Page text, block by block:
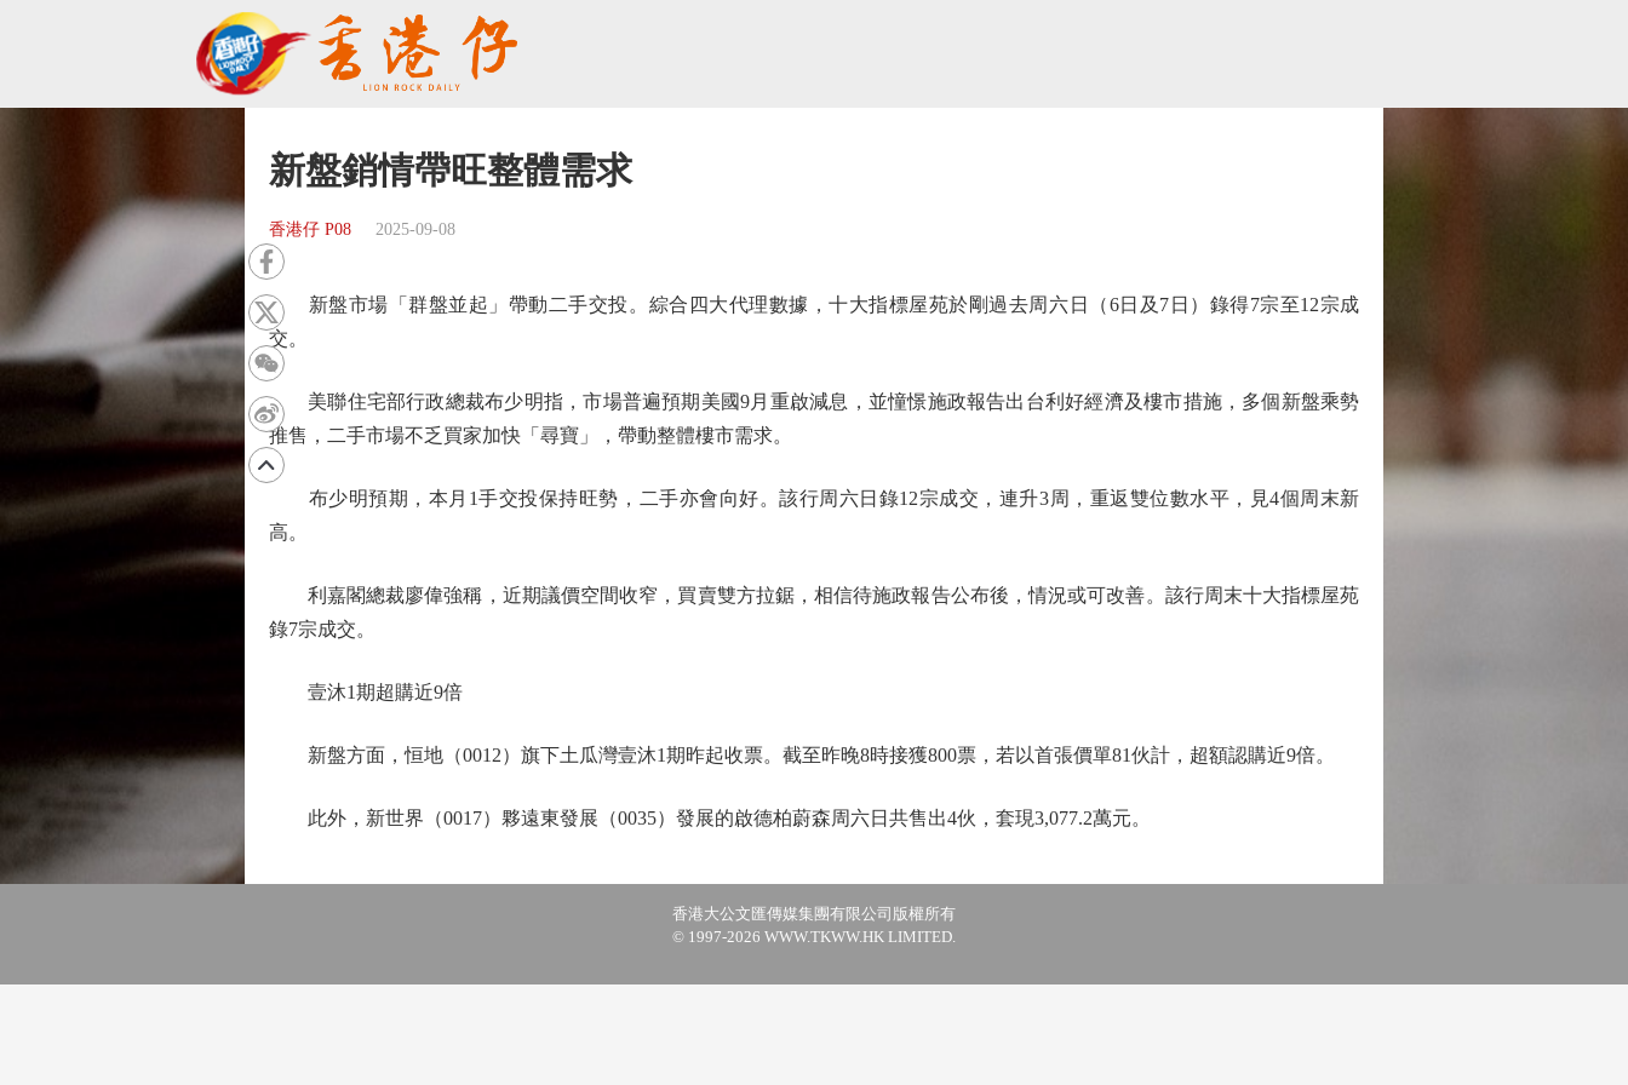
新盤銷情帶旺整體需求
香港仔 P08 2025-09-08
新盤市場「群盤並起」帶動二手交投。綜合四大代理數據，十大指標屋苑於剛過去周六日（6日及7日）錄得7宗至12宗成
交。
美聯住宅部行政總裁布少明指，市場普遍預期美國9月重啟減息，並憧憬施政報告出台利好經濟及樓市措施，多個新盤乘勢
推售，二手市場不乏買家加快「尋寶」，帶動整體樓市需求。
布少明預期，本月1手交投保持旺勢，二手亦會向好。該行周六日錄12宗成交，連升3周，重返雙位數水平，見4個周末新
高。
利嘉閣總裁廖偉強稱，近期議價空間收窄，買賣雙方拉鋸，相信待施政報告公布後，情況或可改善。該行周末十大指標屋苑
錄7宗成交。
壹沐1期超購近9倍
新盤方面，恒地（0012）旗下土瓜灣壹沐1期昨起收票。截至昨晚8時接獲800票，若以首張價單81伙計，超額認購近9倍。
此外，新世界（0017）夥遠東發展（0035）發展的啟德柏蔚森周六日共售出4伙，套現3,077.2萬元。
香港大公文匯傳媒集團有限公司版權所有
© 1997-2026 WWW.TKWW.HK LIMITED.